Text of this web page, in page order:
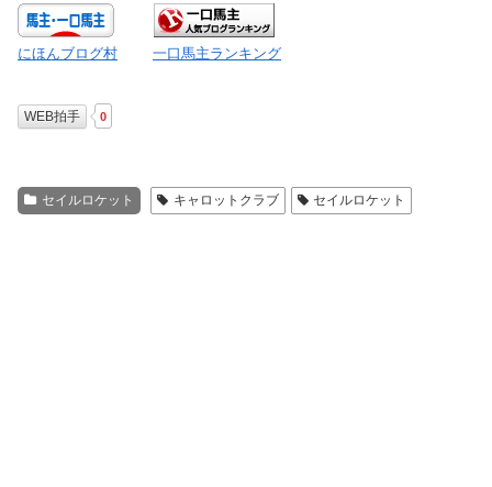
にほんブログ村 一口馬主ランキング
WEB拍手 0
セイルロケット キャロットクラブ セイルロケット